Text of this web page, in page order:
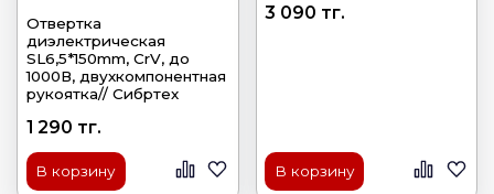
Отвертка
диэлектрическая
SL6,5*150mm, CrV, до
1000В, двухкомпонентная
рукоятка// Сибртех
1 290 тг.
В корзину
3 090 тг.
В корзину